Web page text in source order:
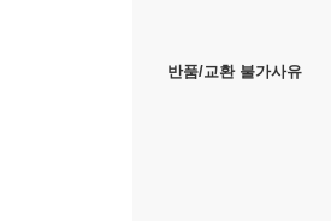
반품/교환 불가사유